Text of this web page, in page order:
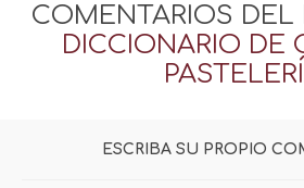
INICIAR SESIÓN
COMENTARIOS DEL
DICCIONARIO DE
ESCRIBA SU PROPIO